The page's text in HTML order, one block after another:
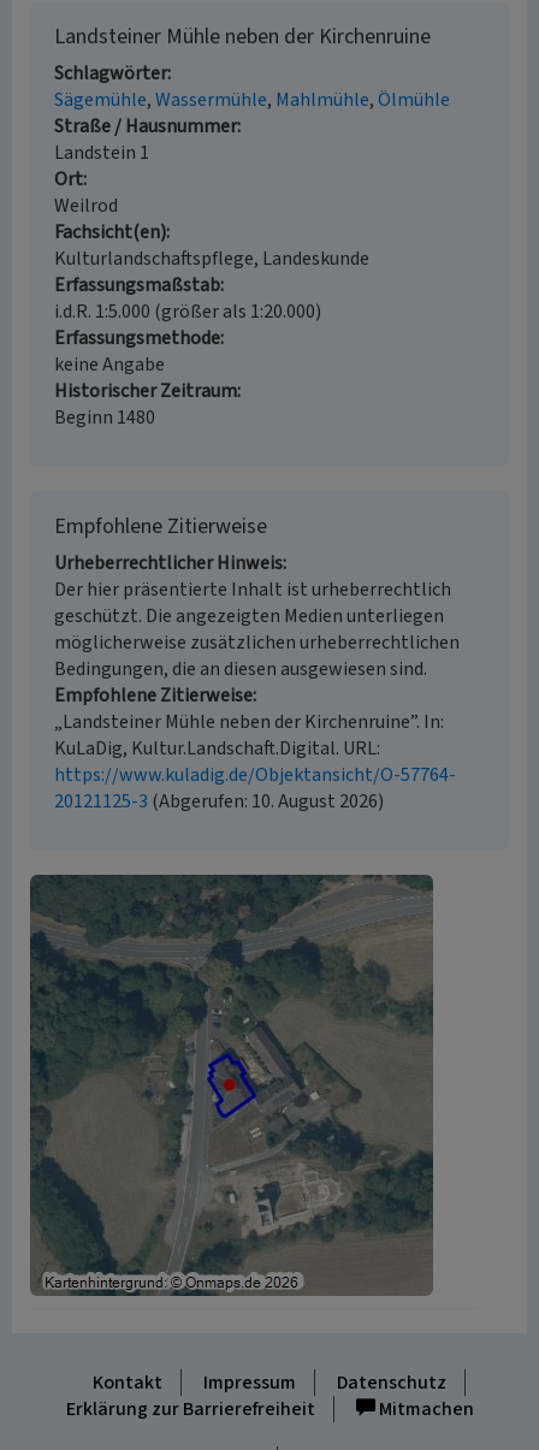
Landsteiner Mühle neben der Kirchenruine
Schlagwörter
Sägemühle Wassermühle Mahlmühle Ölmühle
Straße / Hausnummer
Landstein 1
Ort
Weilrod
Fachsicht(en)
Kulturlandschaftspflege, Landeskunde
Erfassungsmaßstab
i.d.R. 1:5.000 (größer als 1:20.000)
Erfassungsmethode
keine Angabe
Historischer Zeitraum
Beginn 1480
Empfohlene Zitierweise
Urheberrechtlicher Hinweis
Der hier präsentierte Inhalt ist urheberrechtlich
geschützt. Die angezeigten Medien unterliegen
möglicherweise zusätzlichen urheberrechtlichen
Bedingungen, die an diesen ausgewiesen sind.
Empfohlene Zitierweise
„Landsteiner Mühle neben der Kirchenruine”. In:
KuLaDig, Kultur.Landschaft.Digital. URL:
https://www.kuladig.de/Objektansicht/O-57764-
20121125-3 (Abgerufen: 10. August 2026)
Kontakt Impressum
Datenschutz
Erklärung zur Barrierefreiheit
Mitmachen